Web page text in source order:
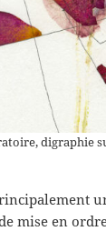
digraphie
mise en